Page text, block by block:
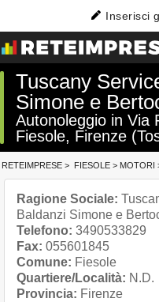
Inserisci
Tuscany
Simone e
Autonoleggio in Via
Fiesole, Firenze
RETEIMPRESE > FIESOLE > MOTORI
Ragione Sociale:
Baldanzi Simone e
Telefono: 3490533829
Fax: 055601845
Comune: Fiesole
Quartiere/Località: N.D.
Provincia: Firenze